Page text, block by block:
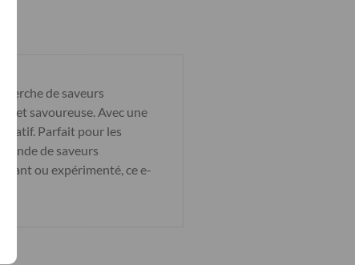
de saveurs
et savoureuse. Avec une
Parfait pour les
de saveurs
ou expérimenté, ce e-